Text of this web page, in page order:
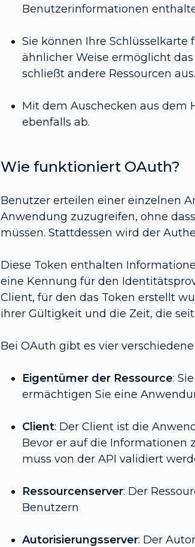
Benutzerinformationen
Sie können Ihre
ähnlicher Weise ermöglicht
schließt andere Ressourcen aus.
Mit dem Auschecken aus dem
ebenfalls ab.
Wie funktioniert OAuth?
Benutzer erteilen einer einzelnen
Anwendung zuzugreifen, ohne
müssen. Stattdessen wird der
Diese Token enthalten
eine Kennung für den
Client, für den das Token erstellt
ihrer Gültigkeit und die Zeit, die
Bei OAuth gibt es vier verschiedene
Eigentümer der Ressource:
ermächtigen Sie eine
Client: Der Client ist die
Bevor er auf die Informationen
muss von der API validiert
Ressourcenserver: Der
Benutzern
Autorisierungsserver: Der